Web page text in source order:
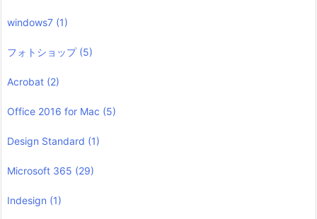
windows7 (1)
フォトショップ (5)
Acrobat (2)
Office 2016 for Mac (5)
Design Standard (1)
Microsoft 365 (29)
Indesign (1)